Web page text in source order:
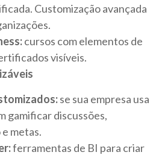
Customização avançada
cursos com elementos de
visíveis.
se sua empresa usa
gamificar discussões,
metas.
ferramentas de BI para criar